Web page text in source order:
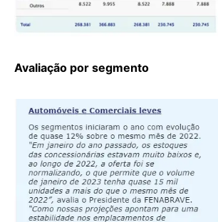
Avaliação por segmento